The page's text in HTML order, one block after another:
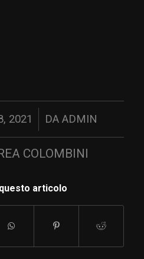
2021 DAADMIN
COLOMBINI
articolo